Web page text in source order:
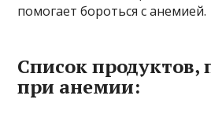
помогает бороться с анемией.
Список продуктов,
при анемии: